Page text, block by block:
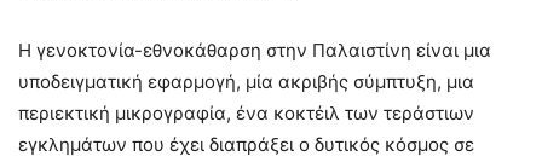
Η γενοκτονία-εθνοκάθαρση στην Παλαιστίνη είναι μια
υποδειγματική εφαρμογή, μία ακριβής σύμπτυξη, μια
περιεκτική μικρογραφία, ένα κοκτέιλ των τεράστιων
εγκλημάτων που έχει διαπράξει ο δυτικός κόσμος σε